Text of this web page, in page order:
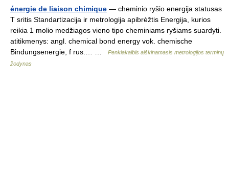
énergie de liaison chimique — cheminio ryšio energija statusas
T sritis Standartizacija ir metrologija apibrėžtis Energija, kurios
reikia 1 molio medžiagos vieno tipo cheminiams ryšiams suardyti.
atitikmenys: angl. chemical bond energy vok. chemische
Bindungsenergie, f rus.… …
Penkiakalbis aiškinamasis metrologijos terminų
žodynas